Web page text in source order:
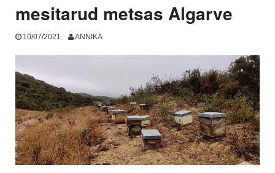
mesitarud metsas Algarve
10/07/2021 ANNIKA